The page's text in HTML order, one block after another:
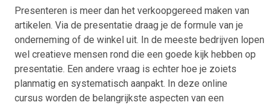
Presenteren is meer dan het verkoopgereed maken van
artikelen. Via de presentatie draag je de formule van je
onderneming of de winkel uit. In de meeste bedrijven lopen
wel creatieve mensen rond die een goede kijk hebben op
presentatie. Een andere vraag is echter hoe je zoiets
planmatig en systematisch aanpakt. In deze online
cursus worden de belangrijkste aspecten van een